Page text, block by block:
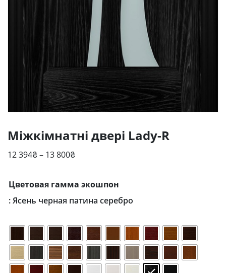
Міжкімнатні двері Lady-R
12 394₴– 13 800₴Діапазон
12
394₴
13
800₴
Цветовая гамма экошпон
: Ясень черная патина серебро